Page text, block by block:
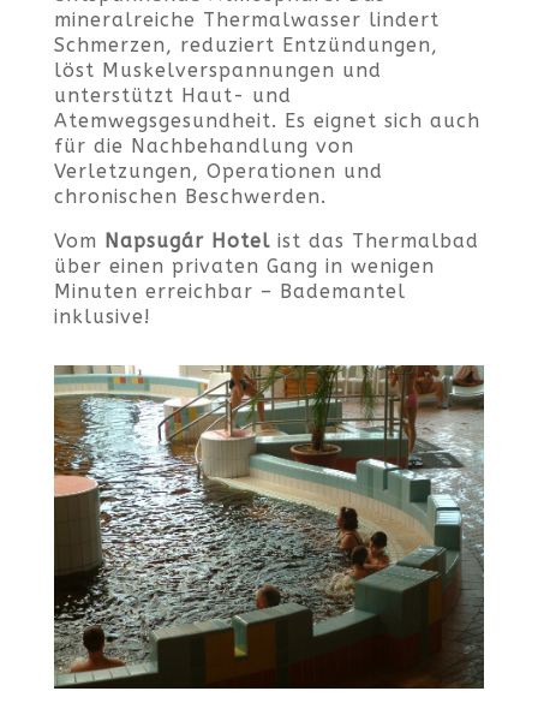
mineralreiche Thermalwasser lindert
Schmerzen, reduziert Entzündungen,
löst Muskelverspannungen und
unterstützt Haut- und
Atemwegsgesundheit. Es eignet sich auch
für die Nachbehandlung von
Verletzungen, Operationen und
chronischen Beschwerden.
Vom Napsugár Hotelist das Thermalbad
über einen privaten Gang in wenigen
Minuten erreichbar – Bademantel
inklusive!